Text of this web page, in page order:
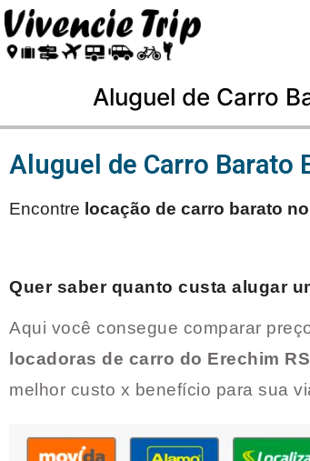
Aluguel de Carro
Aluguel de Carro Barato
Encontre locação de carro barato no
Quer saber quanto custa alugar
Aqui você consegue comparar
locadoras de carro do Erechim RS
melhor custo x benefício para sua